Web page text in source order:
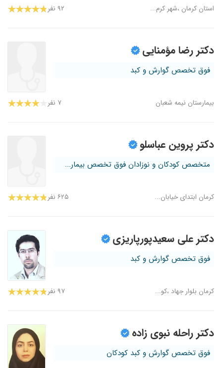
استان کرمان ،شهر کرم... ۹۲ نفر
دکتر رضا مؤمنایی
فوق تخصص گوارش و کبد
بیمارستان نیمه شعبان ۷ نفر
دکتر پروین عباسلو
متخصص کودکان و نوزادان فوق تخصص بیمار...
کرمان ابتدای خیابان... ۶۲۵ نفر
دکتر علی سعیدپورپاریزی
فوق تخصص گوارش و کبد
کرمان بلوار جهاد ،کو... ۹۷ نفر
دکتر راحله نبوی زاده
فوق تخصص گوارش و کبد کودکان